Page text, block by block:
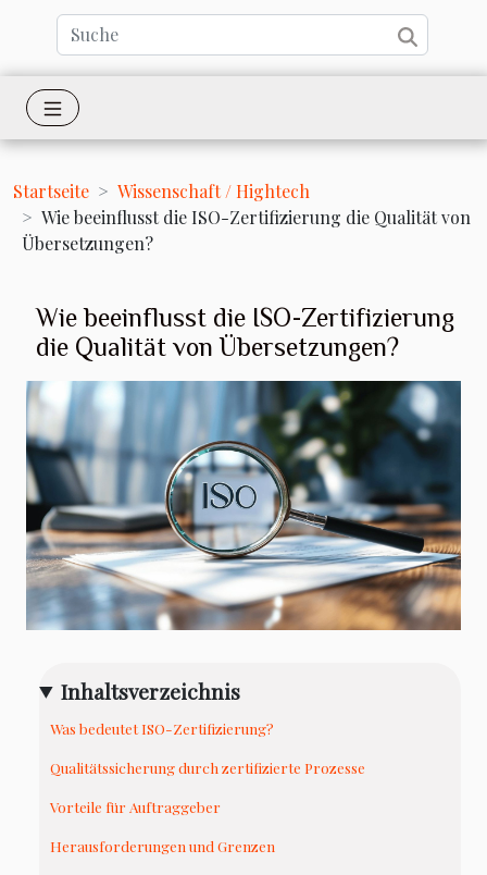
Startseite
Wissenschaft / Hightech
Wie beeinflusst die ISO-Zertifizierung die Qualität von
Übersetzungen?
Wie beeinflusst die ISO-Zertifizierung
die Qualität von Übersetzungen?
Inhaltsverzeichnis
Was bedeutet ISO-Zertifizierung?
Qualitätssicherung durch zertifizierte Prozesse
Vorteile für Auftraggeber
Herausforderungen und Grenzen